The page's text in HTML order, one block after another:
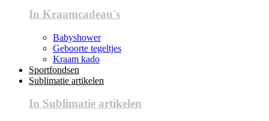
In Kraamcadeau's
Babyshower
Geboorte tegeltjes
Kraam kado
Sportfondsen
Sublimatie artikelen
In Sublimatie artikelen